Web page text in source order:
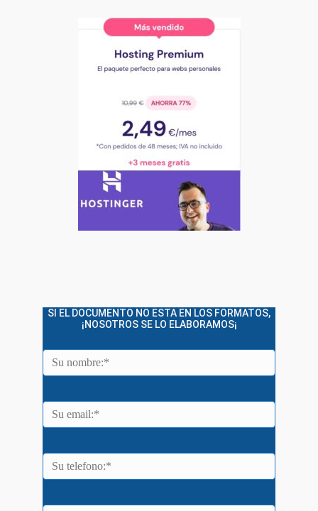
SI EL DOCUMENTO NO ESTA EN LOS FORMATOS,
¡NOSOTROS SE LO ELABORAMOS¡